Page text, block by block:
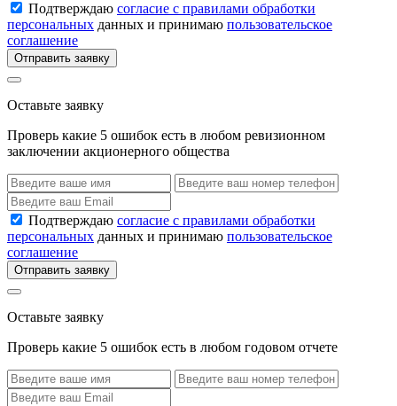
Подтверждаю согласие с правилами обработки
персональных данных и принимаю пользовательское
соглашение
Отправить заявку
Оставьте заявку
Проверь какие 5 ошибок есть в любом ревизионном
заключении акционерного общества
Подтверждаю согласие с правилами обработки
персональных данных и принимаю пользовательское
соглашение
Отправить заявку
Оставьте заявку
Проверь какие 5 ошибок есть в любом годовом отчете